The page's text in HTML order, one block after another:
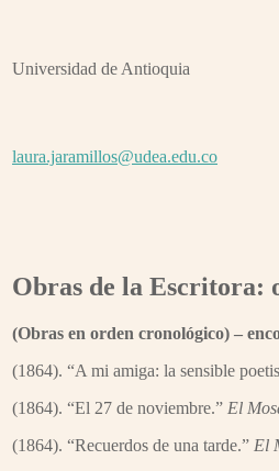
Universidad de Antioquia
laura.jaramillos@udea.edu.co
Obras de la Escritora:
(Obras en orden cronológico) –
(1864). “A mi amiga: la sensible
(1864). “El 27 de noviembre.” El
(1864). “Recuerdos de una tarde.” El